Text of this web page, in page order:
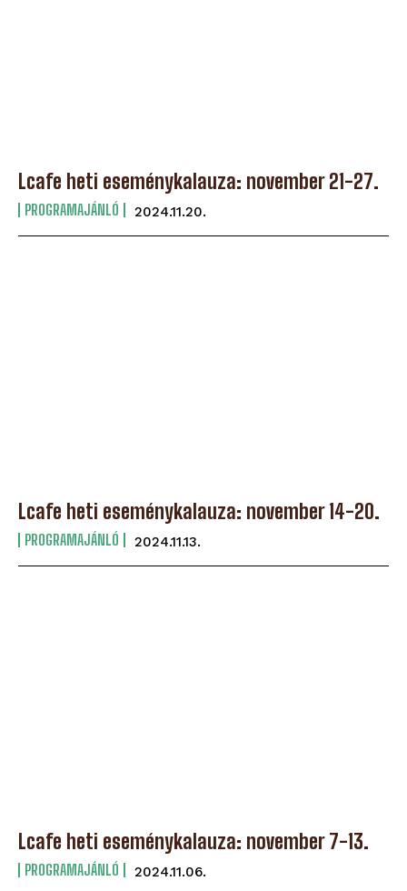
Lcafe heti eseménykalauza: november 21-27.
PROGRAMAJÁNLÓ 2024.11.20.
Lcafe heti eseménykalauza: november 14-20.
PROGRAMAJÁNLÓ 2024.11.13.
Lcafe heti eseménykalauza: november 7-13.
PROGRAMAJÁNLÓ 2024.11.06.